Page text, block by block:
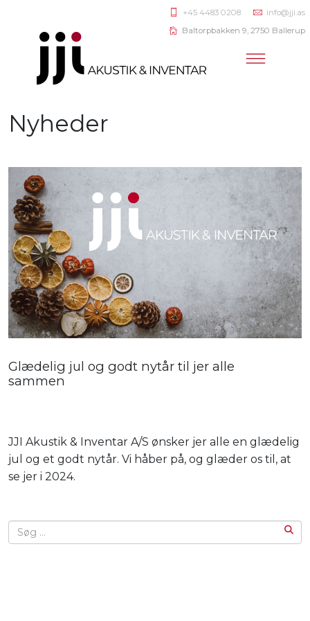
+45 4483 0208
info@jji.as
Baltorpbakken 9, 2750 Ballerup
Nyheder
Glædelig jul og godt nytår til jer alle
sammen
JJI Akustik & Inventar A/S ønsker jer alle en glædelig
jul og et godt nytår. Vi håber på, og glæder os til, at
se jer i 2024.